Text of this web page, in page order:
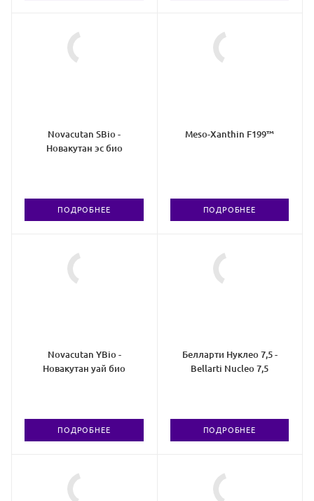
Novacutan SBio -
Новакутан эс био
ПОДРОБНЕЕ
Meso-Xanthin F199™
ПОДРОБНЕЕ
Novacutan YBio -
Новакутан уай био
ПОДРОБНЕЕ
Белларти Нуклео 7,5 -
Bellarti Nucleo 7,5
ПОДРОБНЕЕ